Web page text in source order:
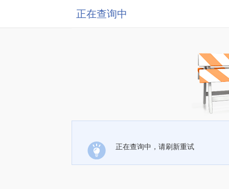
正在查询中
正在查询中，请刷新重试